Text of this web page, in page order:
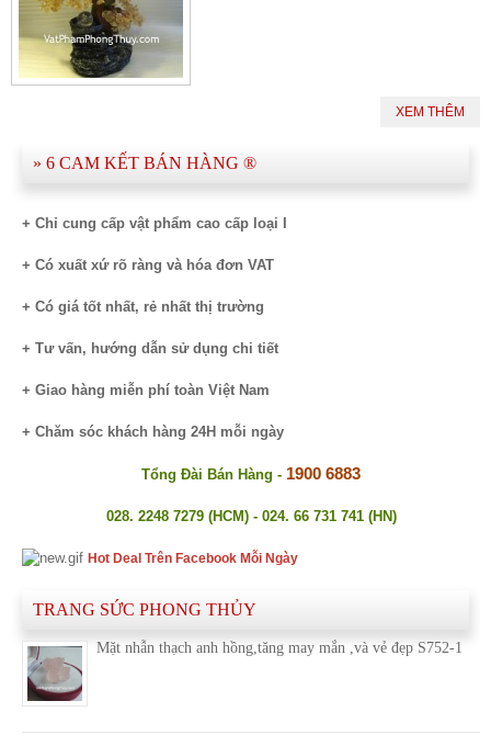
XEM THÊM
» 6 CAM KẾT BÁN HÀNG ®​
+ Chỉ cung cấp vật phẩm cao cấp loại I
+ Có xuất xứ rõ ràng và hóa đơn VAT
+ Có giá tốt nhất, rẻ nhất thị trường
+ Tư vấn, hướng dẫn sử dụng chi tiết
+ Giao hàng miễn phí toàn Việt Nam
+ Chăm sóc khách hàng 24H mỗi ngày
Tổng Đài Bán Hàng - 1900 6883
028. 2248 7279 (HCM) - 024. 66 731 741 (HN)
Hot Deal Trên Facebook Mỗi Ngày
TRANG SỨC PHONG THỦY
Mặt nhẫn thạch anh hồng,tăng may mắn ,và vẻ đẹp S752-1